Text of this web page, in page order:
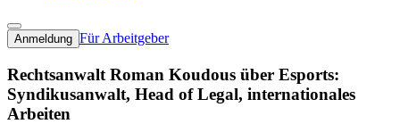
Anmeldung Für Arbeitgeber
Rechtsanwalt Roman Koudous über Esports:
Syndikusanwalt, Head of Legal, internationales
Arbeiten